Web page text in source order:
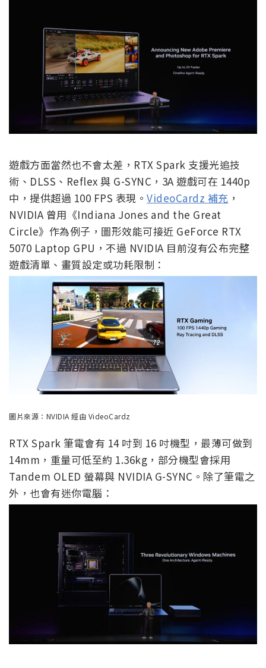
遊戲方面當然也不會太差，RTX Spark 支援光追技
術、DLSS、Reflex 與 G-SYNC，3A 遊戲可在 1440p
中，提供超過 100 FPS 表現。 VideoCardz 補充 ，
NVIDIA 曾用《Indiana Jones and the Great
Circle》作為例子，圖形效能可接近 GeForce RTX
5070 Laptop GPU，不過 NVIDIA 目前沒有公布完整
遊戲清單、畫質設定或功耗限制：
圖片來源：NVIDIA 經由 VideoCardz
RTX Spark 筆電會有 14 吋到 16 吋機型，最薄可做到
14mm，重量可低至約 1.36kg，部分機型會採用
Tandem OLED 螢幕與 NVIDIA G-SYNC。除了筆電之
外，也會有迷你電腦：